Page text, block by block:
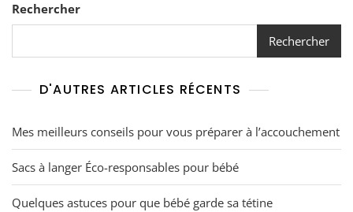
Rechercher
Rechercher
D'AUTRES ARTICLES RÉCENTS
Mes meilleurs conseils pour vous préparer à l’accouchement
Sacs à langer Éco-responsables pour bébé
Quelques astuces pour que bébé garde sa tétine